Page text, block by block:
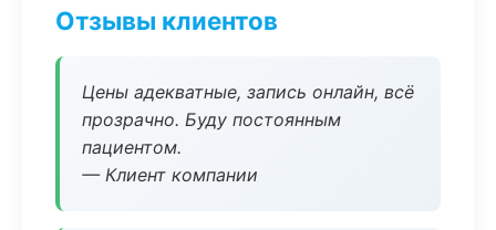
Отзывы клиентов
Цены адекватные, запись онлайн, всё
прозрачно. Буду постоянным
пациентом.
— Клиент компании